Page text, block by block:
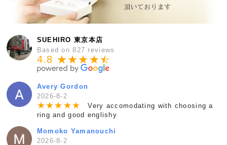
SUEHIRO 東京本店
Based on 827 reviews
4.8 ★★★★★
☆
Avery Gordon
2026-8-2
★★★ ★★
Very accomodating with choosing a
ring and good englishy
Momoko Yamanouchi
2026-8-2